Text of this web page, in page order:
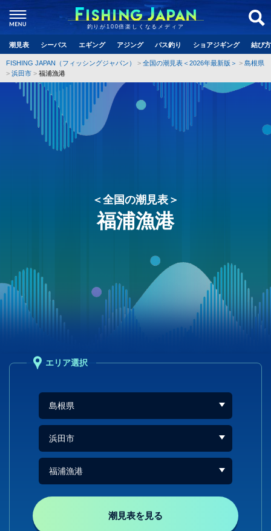
釣りが100倍楽しくなるメディア
潮見表 シーバス エギング アジング バス釣り ショアジギング 結び
FISHING JAPAN（フィッシングジャパン） 全国の潮見表＜2026年最新版＞
島根県
浜田市
福浦漁港
＜全国の潮見表＞
福浦漁港
エリア選択
潮見表を見る